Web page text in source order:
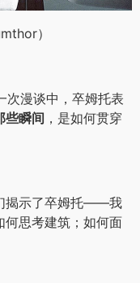
）
漫谈中，卒姆托表
些瞬间 ，是如何贯穿
揭示了卒姆托——我
何思考建筑；如何面